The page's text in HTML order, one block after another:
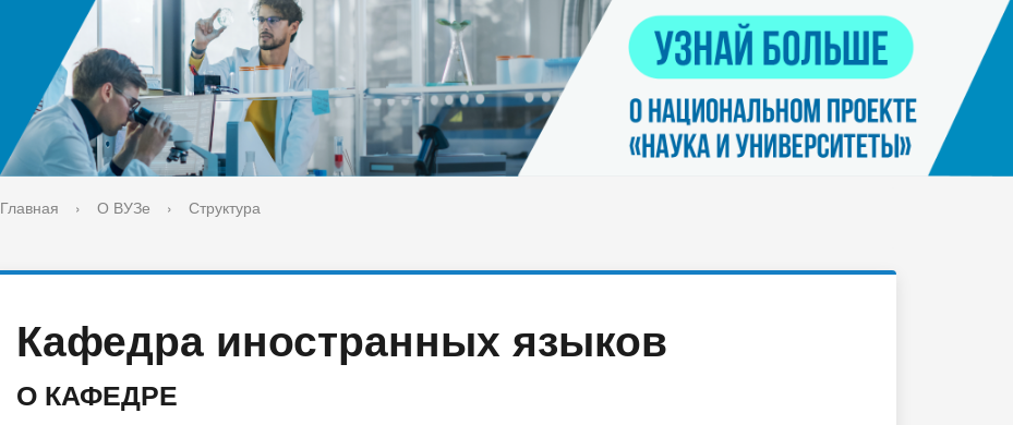
Библиотека
Контакты
Спорт-норма жизни Оценка качества образования
Нацпроект "Наука и университеты"
Попечительский совет
Единое окно по решению вопросов
поддержки молодых студенческих
семей и матерей (отцов) с детьми
Главная › О ВУЗе › Структура
Кафедра иностранных языков
О КАФЕДРЕ